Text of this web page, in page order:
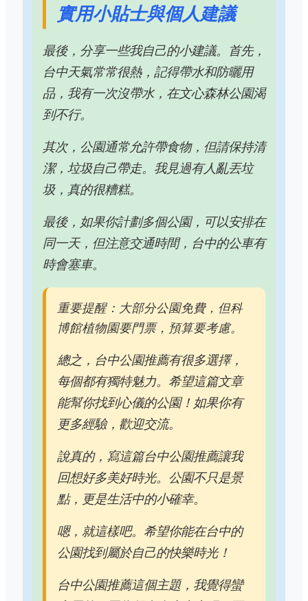
實用小貼士與個人建議
最後，分享一些我自己的小建議。首先，
台中天氣常常很熱，記得帶水和防曬用
品，我有一次沒帶水，在文心森林公園渴
到不行。
其次，公園通常允許帶食物，但請保持清
潔，垃圾自己帶走。我見過有人亂丟垃
圾，真的很糟糕。
最後，如果你計劃多個公園，可以安排在
同一天，但注意交通時間，台中的公車有
時會塞車。
重要提醒：大部分公園免費，但科
博館植物園要門票，預算要考慮。
總之，台中公園推薦有很多選擇，
每個都有獨特魅力。希望這篇文章
能幫你找到心儀的公園！如果你有
更多經驗，歡迎交流。
說真的，寫這篇台中公園推薦讓我
回想好多美好時光。公園不只是景
點，更是生活中的小確幸。
嗯，就這樣吧。希望你能在台中的
公園找到屬於自己的快樂時光！
台中公園推薦這個主題，我覺得蠻